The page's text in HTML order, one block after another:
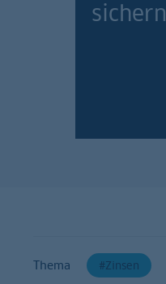
sichern
Thema Zinsen